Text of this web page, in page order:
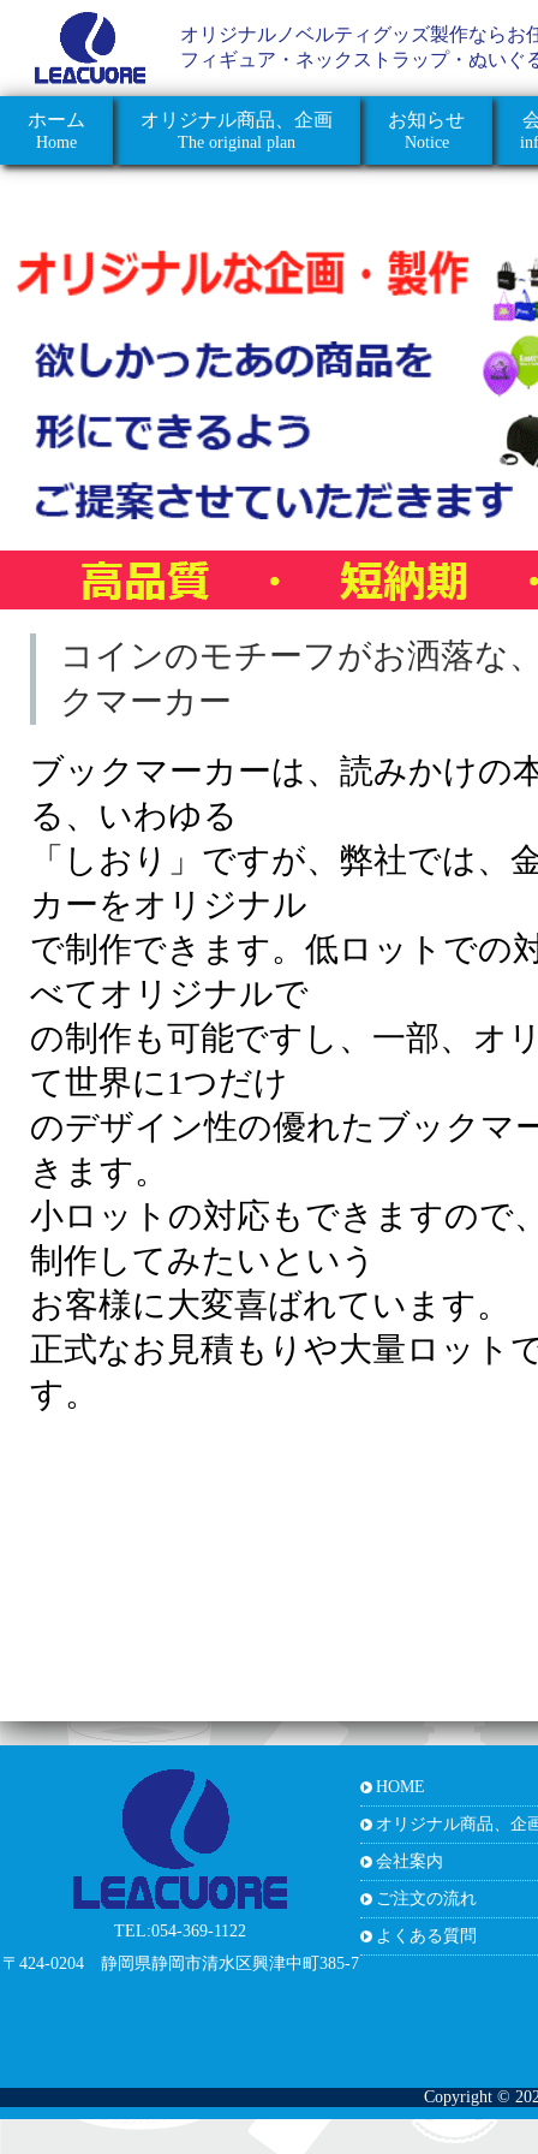
オリジナルノベルティグッズ製作ならお
フィギュア・ネックストラップ・ぬいぐ
ホーム
Home
オリジナル商品、企画
The original plan
お知らせ
Notice
コインのモチーフがお洒落な
クマーカー
ブックマーカーは、読みかけの
る、いわゆる
「しおり」ですが、弊社では、
カーをオリジナル
で制作できます。低ロットでの
べてオリジナルで
の制作も可能ですし、一部、オ
て世界に1つだけ
のデザイン性の優れたブックマ
きます。
小ロットの対応もできますので
制作してみたいという
お客様に大変喜ばれています。
正式なお見積もりや大量ロット
す。
TEL:054-369-1122
〒424-0204 静岡県静岡市清水区興津中町385-7
HOME
オリジナル商品、企
会社案内
ご注文の流れ
よくある質問
Copyright ©